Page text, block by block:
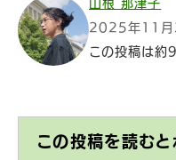
山根 那津子
2025年11月
この投稿は約
この投稿を読むと